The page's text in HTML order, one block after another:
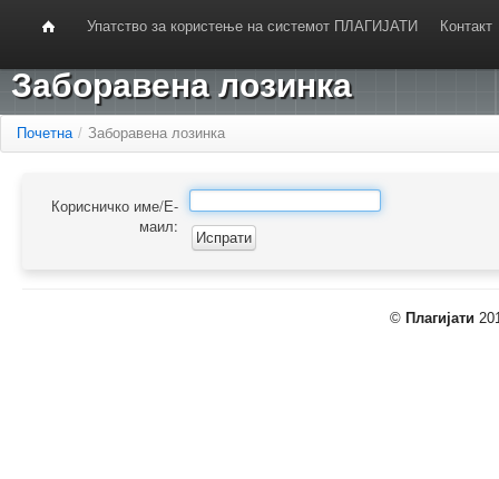
Упатство за користење на системот ПЛАГИЈАТИ Контакт
Заборавена лозинка
Почетна / Заборавена лозинка
Корисничко име/Е-
маил:
© Плагијати